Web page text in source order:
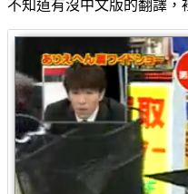
不知道有沒中文版的翻譯，